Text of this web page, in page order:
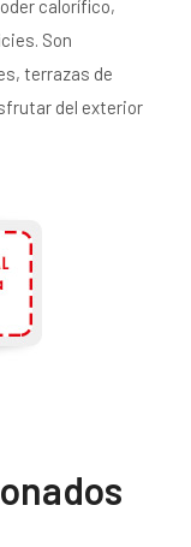
calorífico,
Son
terrazas de
del exterior